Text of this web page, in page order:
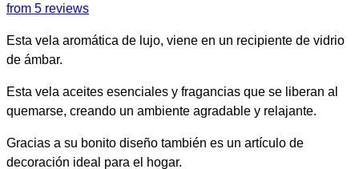
from 5 reviews
Esta vela aromática de lujo, viene en un recipiente de vidrio
de ámbar.
Esta vela aceites esenciales y fragancias que se liberan al
quemarse, creando un ambiente agradable y relajante.
Gracias a su bonito diseño también es un artículo de
decoración ideal para el hogar.